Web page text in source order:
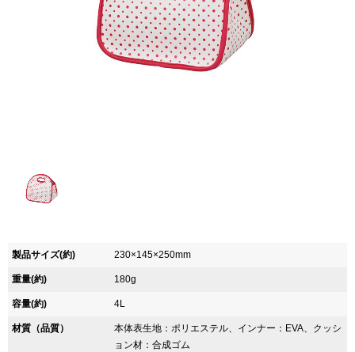
製品サイズ(約) 230×145×250mm
重量(約) 180g
容量(約) 4L
材質（品質）
本体表生地：ポリエステル、インナー：EVA、クッシ
ョン材：合成ゴム